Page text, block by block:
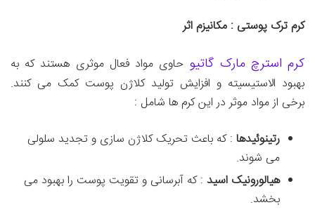
کرم ترک پوستی : مکانیزم اثر
کرم استرچ مارک گاتیو حاوی مواد فعال موثری هستند که به
بهبود الاستیسیته و افزایش تولید کلاژن پوست کمک می کنند.
برخی از مواد موثر در این کرم ها شامل :
رتینوئیدها : که باعث تحریک کلاژن سازی و تجدید سلولی
می شوند.
هیالورونیک اسید : که آبرسانی و تقویت پوست را بهبود می
بخشد.